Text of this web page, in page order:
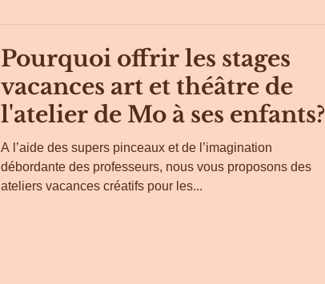
Pourquoi offrir les stages
vacances art et théâtre de
l'atelier de Mo à ses enfants?
A l’aide des supers pinceaux et de l’imagination
débordante des professeurs, nous vous proposons des
ateliers vacances créatifs pour les...